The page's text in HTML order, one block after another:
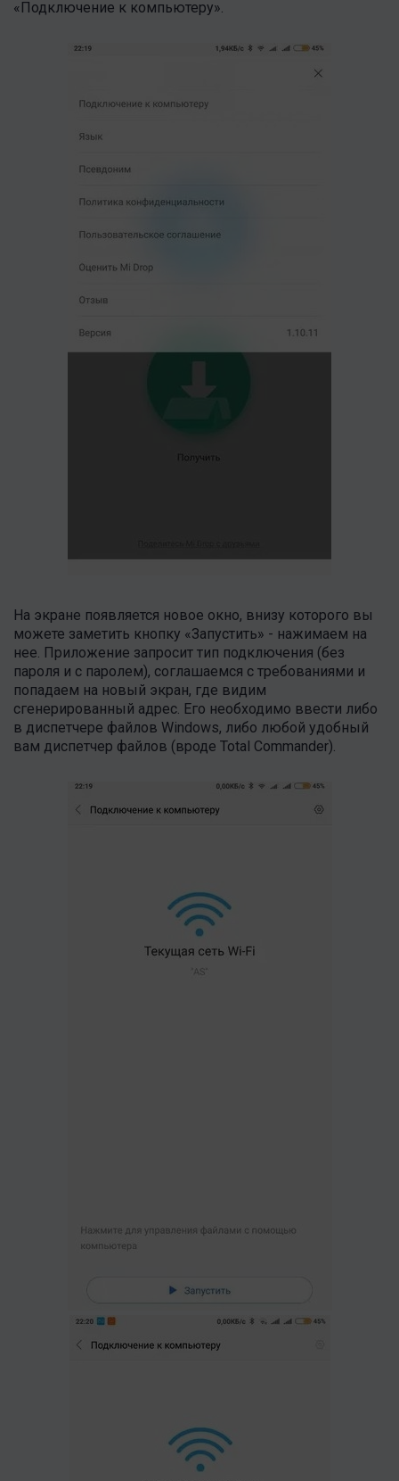
«Подключение к компьютеру».
На экране появляется новое окно, внизу которого вы
можете заметить кнопку «Запустить» - нажимаем на
нее. Приложение запросит тип подключения (без
пароля и с паролем), соглашаемся с требованиями и
попадаем на новый экран, где видим
сгенерированный адрес. Его необходимо ввести либо
в диспетчере файлов Windows, либо любой удобный
вам диспетчер файлов (вроде Total Commander).